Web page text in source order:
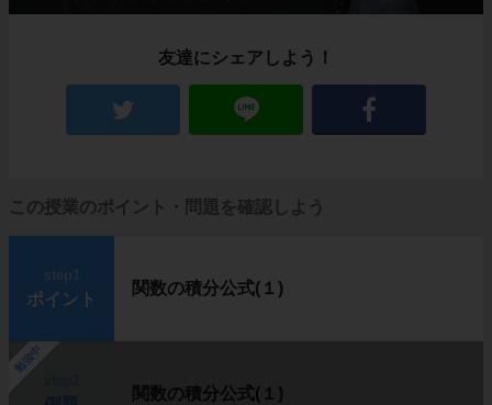
友達にシェアしよう！
この授業のポイント・問題を確認しよう
ポイント
関数の積分公式(１)
勉強中
関数の積分公式(１)